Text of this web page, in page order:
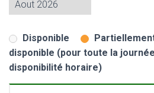
Disponible
disponible (pour toute la
disponibilité horaire)